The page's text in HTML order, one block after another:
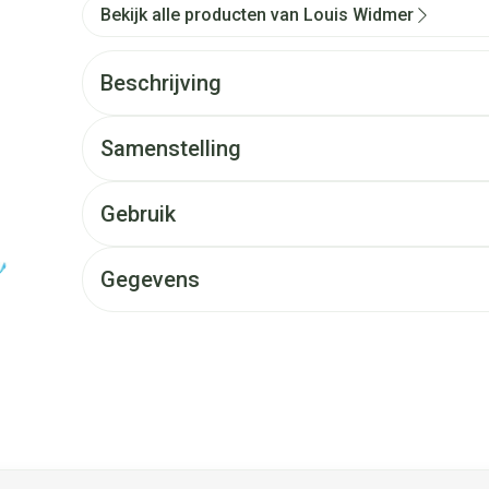
Bekijk alle producten van Louis Widmer
Beschrijving
Samenstelling
Gebruik
Gegevens